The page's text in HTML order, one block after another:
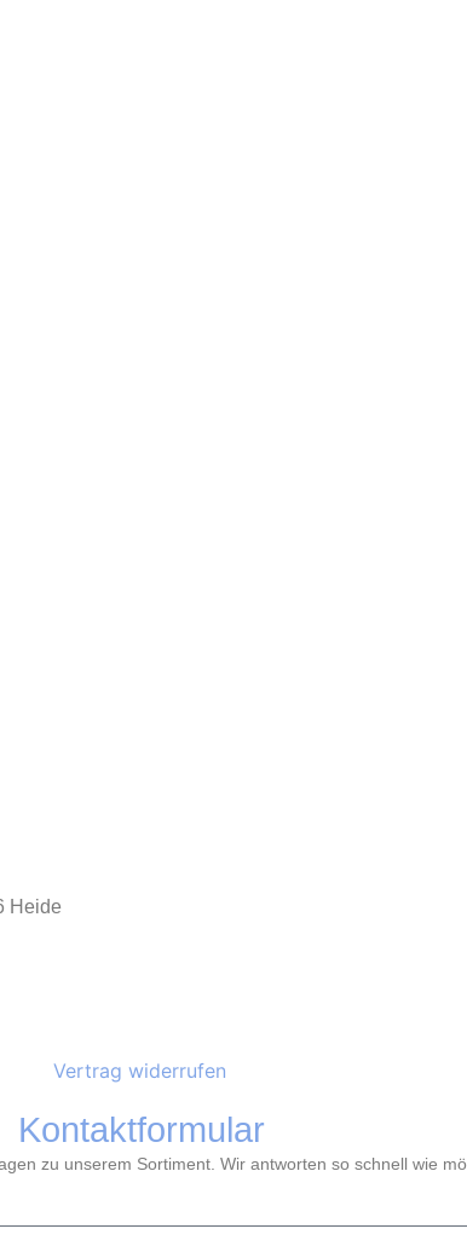
Heide
Vertrag widerrufen
Kontaktformular
zu unserem Sortiment. Wir antworten so schnell wie